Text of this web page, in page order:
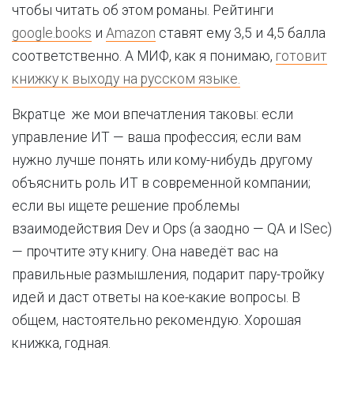
чтобы читать об этом романы. Рейтинги
google.books и Amazon ставят ему 3,5 и 4,5 балла
соответственно. А МИФ, как я понимаю, готовит
книжку к выходу на русском языке.
Вкратце же мои впечатления таковы: если
управление ИТ — ваша профессия; если вам
нужно лучше понять или кому-нибудь другому
объяснить роль ИТ в современной компании;
если вы ищете решение проблемы
взаимодействия Dev и Ops (а заодно — QA и ISec)
— прочтите эту книгу. Она наведёт вас на
правильные размышления, подарит пару-тройку
идей и даст ответы на кое-какие вопросы. В
общем, настоятельно рекомендую. Хорошая
книжка, годная.